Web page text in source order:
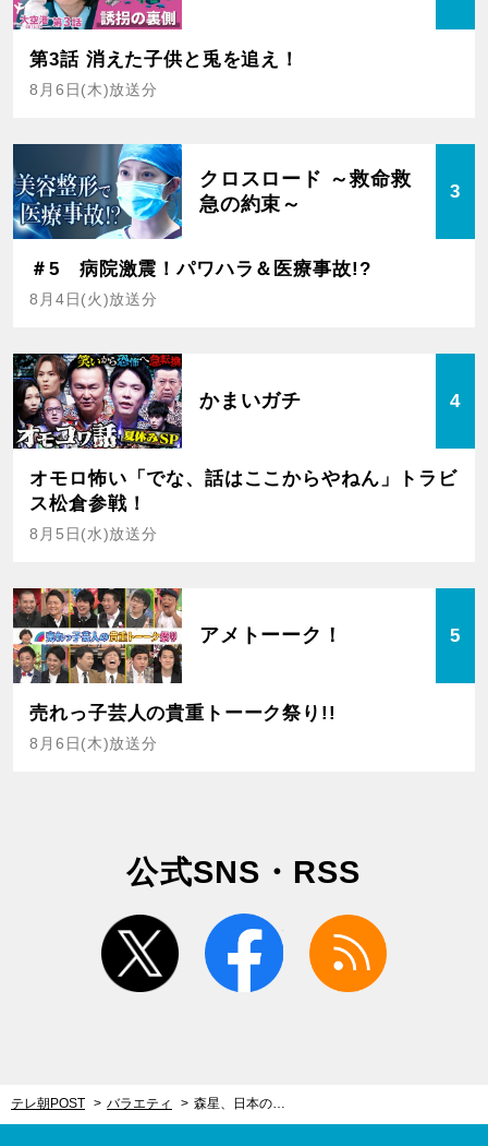
第3話 消えた子供と兎を追え！
8月6日(木)放送分
クロスロード ～救命救
急の約束～
3
＃5 病院激震！パワハラ＆医療事故!?
8月4日(火)放送分
かまいガチ 4
オモロ怖い「でな、話はここからやねん」トラビ
ス松倉参戦！
8月5日(水)放送分
アメトーーク！ 5
売れっ子芸人の貴重トーーク祭り!!
8月6日(木)放送分
公式SNS・RSS
twitter facebook
テレ朝POST バラエティ 森星、日本の伝統美に目覚め…明治時代に建てられた“大規模な古民家”の再生に奮闘中